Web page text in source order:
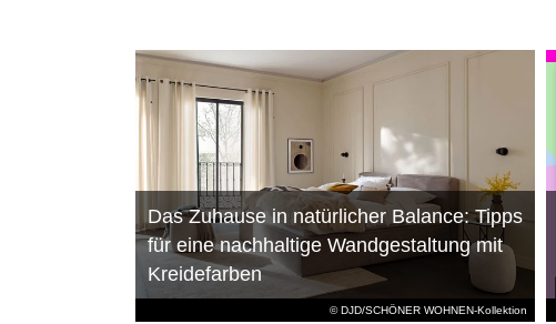
© DJD/SCHÖNER WOHNEN-Kollektion
Das Zuhause in natürlicher Balance: Tipps
für eine nachhaltige Wandgestaltung mit
Kreidefarben